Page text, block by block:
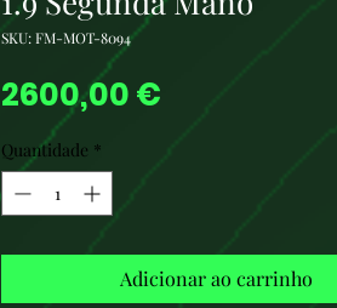
SKU: FM-MOT-8094
2600,00 €
Quantidade *
Adicionar ao carrinho